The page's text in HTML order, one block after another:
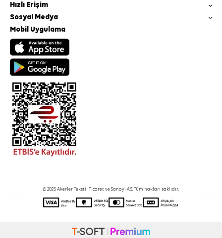
Hızlı Erişim
Sosyal Medya
Mobil Uygulama
© 2025 Akerler Tekstil Ticaret ve Sanayi A.Ş. Tüm hakları saklıdır.